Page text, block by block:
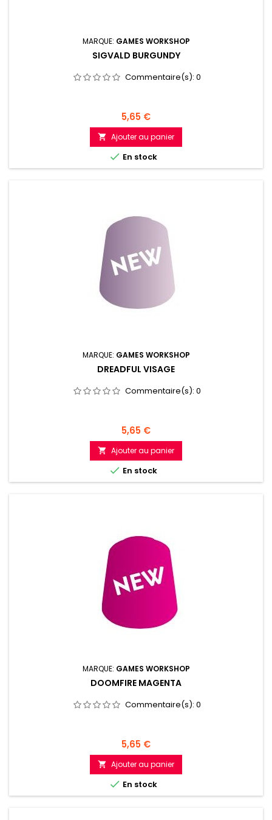
MARQUE: GAMES WORKSHOP
SIGVALD BURGUNDY
Commentaire(s): 0
Prix
5,65 €
 Ajouter au panier
 En stock
MARQUE: GAMES WORKSHOP
DREADFUL VISAGE
Commentaire(s): 0
Prix
5,65 €
 Ajouter au panier
 En stock
MARQUE: GAMES WORKSHOP
DOOMFIRE MAGENTA
Commentaire(s): 0
Prix
5,65 €
 Ajouter au panier
 En stock